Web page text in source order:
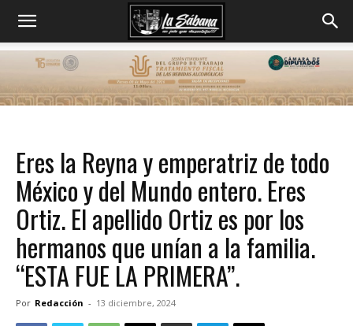
Eres la Reyna y emperatriz de todo
México y del Mundo entero. Eres
Ortiz. El apellido Ortiz es por los
hermanos que unían a la familia.
“ESTA FUE LA PRIMERA”.
Por Redacción - 13 diciembre, 2024